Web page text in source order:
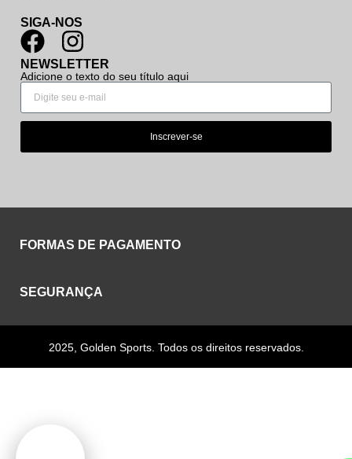
SIGA-NOS
NEWSLETTER
Adicione o texto do seu título aqui
Inscrever-se
FORMAS DE PAGAMENTO
SEGURANÇA
2025, Golden Sports. Todos os direitos reservados.